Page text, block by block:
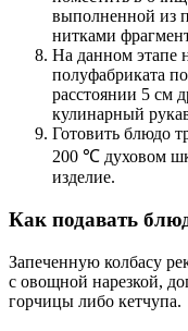
выполненной из
нитками
На данном этапе
полуфабриката
расстоянии 5 см
кулинарный
Готовить блюдо
200 ℃ духовом
изделие.
Как подавать
Запеченную колбасу
с овощной нарезкой,
горчицы либо кетчупа.